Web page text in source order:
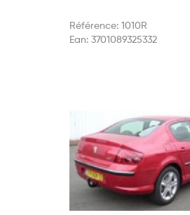
Référence: 1010R
Ean: 3701089325332